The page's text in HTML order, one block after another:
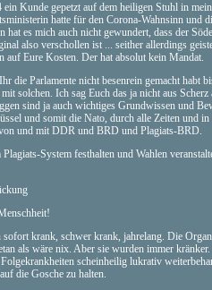
Kunde gepetzt auf dem heiligen Stuhl in
hatte für den Corona-Wahnsinn und
es mich auch nicht gewundert, dass der
also verschollen ist ... seither allerdings
auf Eure Kosten. Der hat absolut kein Mandat.
die Parlamente nicht besenrein gemacht habt
solchen. Ich sag Euch das ja nicht aus Scherz
sind ja auch wichtiges Grundwissen und
und somit die Nato, durch alle Zeiten und in
und mit DDR und BRD und Plagiats-BRD.
System festhalten und Wahlen
krank, schwer krank, jahrelang. Die
als wäre nix. Aber sie wurden immer
scheinheilig lukrativ
die Gosche zu halten.